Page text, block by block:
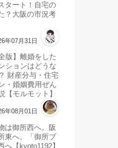
タート！自宅の
？大阪の市況考
年07月31日
版】離婚をした
ションはどうな
財産分与・住宅
・婚姻費用ぜん
【モルモット】
年08月01日
は御所西へ。阪
東へ。「御所ブ
へ【kyoto1192】